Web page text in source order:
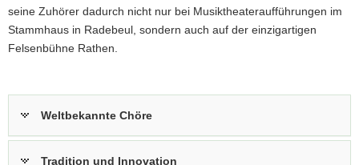
seine Zuhörer dadurch nicht nur bei Musiktheateraufführungen im
Stammhaus in Radebeul, sondern auch auf der einzigartigen
Felsenbühne Rathen.
Weltbekannte Chöre
Tradition und Innovation